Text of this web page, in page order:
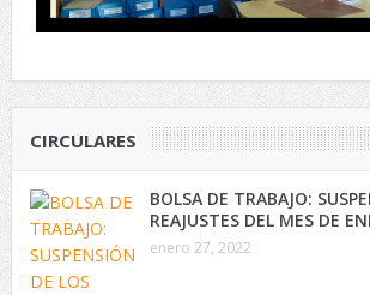
CIRCULARES
BOLSA DE TRABAJO:
REAJUSTES DEL MES DE
enero 27, 2022